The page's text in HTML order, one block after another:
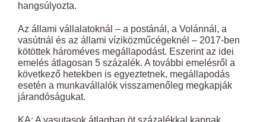
hangsúlyozta.
Az állami vállalatoknál – a postánál, a Volánnál, a
vasútnál és az állami víziközműcégeknél – 2017-ben
kötöttek hároméves megállapodást. Eszerint az idei
emelés átlagosan 5 százalék. A további emelésről a
következő hetekben is egyeztetnek, megállapodás
esetén a munkavállalók visszamenőleg megkapják
járandóságukat.
KA: A vasutasok átlagban öt százalékkal kapnak